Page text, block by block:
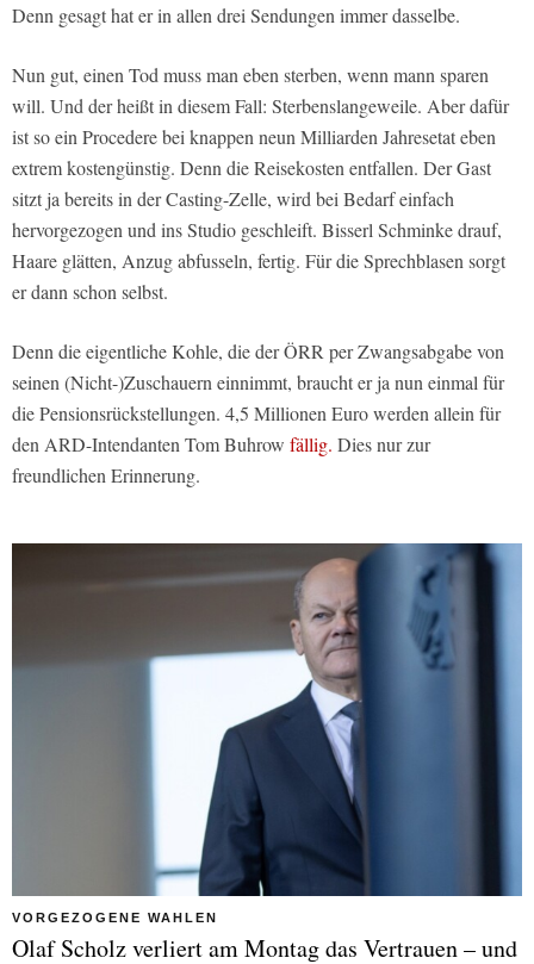
Denn gesagt hat er in allen drei Sendungen immer dasselbe.
Nun gut, einen Tod muss man eben sterben, wenn mann sparen
will. Und der heißt in diesem Fall: Sterbenslangeweile. Aber dafür
ist so ein Procedere bei knappen neun Milliarden Jahresetat eben
extrem kostengünstig. Denn die Reisekosten entfallen. Der Gast
sitzt ja bereits in der Casting-Zelle, wird bei Bedarf einfach
hervorgezogen und ins Studio geschleift. Bisserl Schminke drauf,
Haare glätten, Anzug abfusseln, fertig. Für die Sprechblasen sorgt
er dann schon selbst.
Denn die eigentliche Kohle, die der ÖRR per Zwangsabgabe von
seinen (Nicht-)Zuschauern einnimmt, braucht er ja nun einmal für
die Pensionsrückstellungen. 4,5 Millionen Euro werden allein für
den ARD-Intendanten Tom Buhrow fällig. Dies nur zur
freundlichen Erinnerung.
VORGEZOGENE WAHLEN
Olaf Scholz verliert am Montag das Vertrauen – und